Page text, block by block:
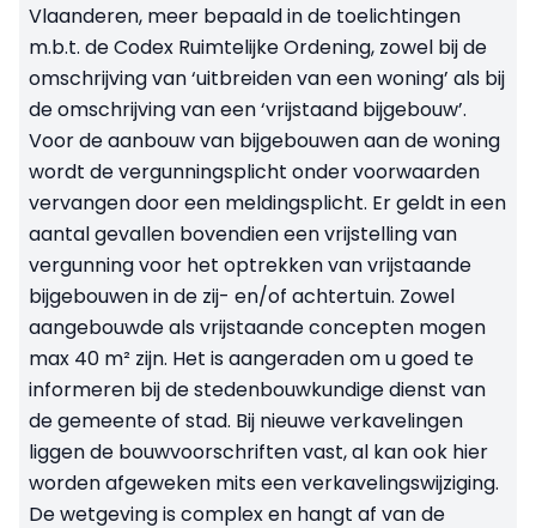
Vlaanderen, meer bepaald in de toelichtingen
m.b.t. de Codex Ruimtelijke Ordening, zowel bij de
omschrijving van ‘uitbreiden van een woning’ als bij
de omschrijving van een ‘vrijstaand bijgebouw’.
Voor de aanbouw van bijgebouwen aan de woning
wordt de vergunningsplicht onder voorwaarden
vervangen door een meldingsplicht. Er geldt in een
aantal gevallen bovendien een vrijstelling van
vergunning voor het optrekken van vrijstaande
bijgebouwen in de zij- en/of achtertuin. Zowel
aangebouwde als vrijstaande concepten mogen
max 40 m² zijn. Het is aangeraden om u goed te
informeren bij de stedenbouwkundige dienst van
de gemeente of stad. Bij nieuwe verkavelingen
liggen de bouwvoorschriften vast, al kan ook hier
worden afgeweken mits een verkavelingswijziging.
De wetgeving is complex en hangt af van de